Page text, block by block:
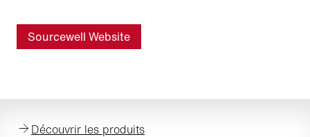
Sourcewell Website
Découvrir les produits